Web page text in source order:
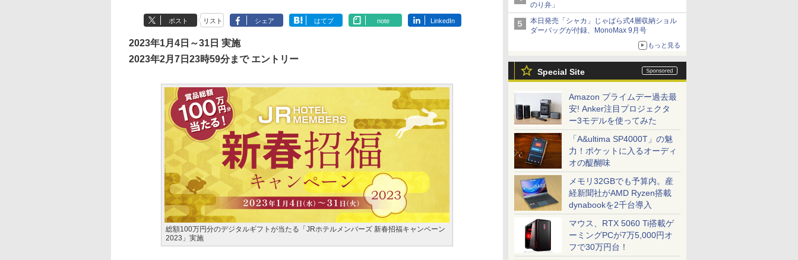
のり弁」
本日発売「シャカ」じゃばら式4層収納ショル
ダーバッグが付録、MonoMax 9月号
もっと見る
Special Site
Amazon プライムデー過去最
安! Anker注目プロジェクタ
ー3モデルを使ってみた
「A&ultima SP4000T」の魅
力！ポケットに入るオーディ
オの醍醐味
メモリ32GBでも予算内。産
経新聞社がAMD Ryzen搭載
dynabookを2千台導入
マウス、RTX 5060 Ti搭載ゲ
ーミングPCが7万5,000円オ
フで30万円台！
ポスト リスト シェア はてブ note LinkedIn
2023年1月4日～31日 実施
2023年2月7日23時59分まで エントリー
総額100万円分のデジタルギフトが当たる「JRホテルメンバーズ 新春招福キャンペーン
2023」実施